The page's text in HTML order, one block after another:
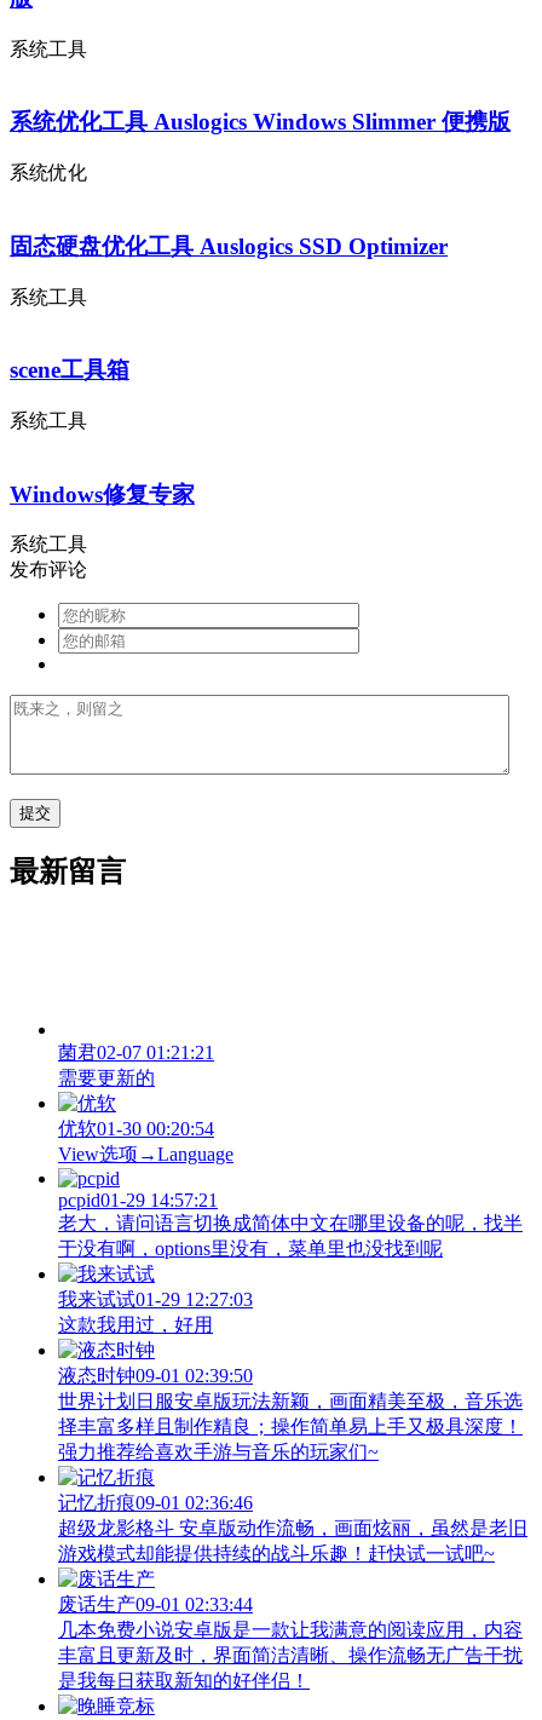
系统工具
系统优化工具 Auslogics Windows Slimmer 便携版
系统优化
固态硬盘优化工具 Auslogics SSD Optimizer
系统工具
scene工具箱
系统工具
Windows修复专家
系统工具
发布评论
最新留言
菌君02-07 01:21:21
需要更新的
优软01-30 00:20:54
View‌选项→Language
pcpid01-29 14:57:21
老大，请问语言切换成简体中文在哪里设备的呢，找半
于没有啊，options里没有，菜单里也没找到呢
我来试试01-29 12:27:03
这款我用过，好用
液态时钟09-01 02:39:50
世界计划日服安卓版玩法新颖，画面精美至极，音乐选
择丰富多样且制作精良；操作简单易上手又极具深度！
强力推荐给喜欢手游与音乐的玩家们~
记忆折痕09-01 02:36:46
超级龙影格斗 安卓版动作流畅，画面炫丽，虽然是老旧
游戏模式却能提供持续的战斗乐趣！赶快试一试吧~
废话生产09-01 02:33:44
几本免费小说安卓版是一款让我满意的阅读应用，内容
丰富且更新及时，界面简洁清晰、操作流畅无广告干扰
是我每日获取新知的好伴侣！